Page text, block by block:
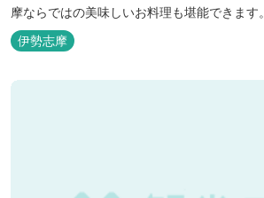
摩ならではの美味しいお料理も堪能できます。
伊勢志摩